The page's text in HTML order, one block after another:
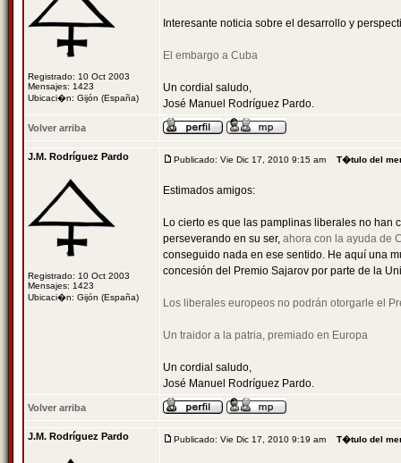
Registrado: 10 Oct 2003
Mensajes: 1423
Ubicaci�n: Gijón (España)
Interesante noticia sobre el desarrollo y
El embargo a Cuba
Un cordial saludo,
José Manuel Rodríguez Pardo.
Volver arriba
J.M. Rodríguez Pardo
Registrado: 10 Oct 2003
Mensajes: 1423
Ubicaci�n: Gijón (España)
Publicado: Vie Dic 17, 2010 9:15 am T�tulo del
Estimados amigos:
Lo cierto es que las pamplinas liberales no
perseverando en su ser, ahora con la ayuda de
conseguido nada en ese sentido. He aquí una
concesión del Premio Sajarov por parte de la
Los liberales europeos no podrán otorgarle el
Un traidor a la patria, premiado en Europa
Un cordial saludo,
José Manuel Rodríguez Pardo.
Volver arriba
J.M. Rodríguez Pardo Publicado: Vie Dic 17, 2010 9:19 am T�tulo del